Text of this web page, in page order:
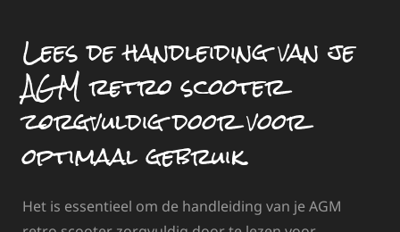
Lees de handleiding van je
AGM retro scooter
zorgvuldig door voor
optimaal gebruik.
Het is essentieel om de handleiding van je AGM